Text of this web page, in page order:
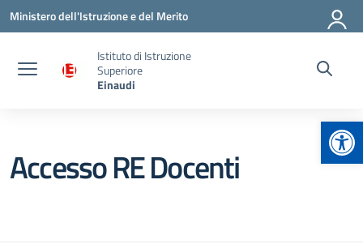
Vai ai contenuti
Vai al menu di navigazione
Vai al footer
Ministero dell'Istruzione e del Merito
Istituto di Istruzione
Superiore
Einaudi
Accesso RE Docenti